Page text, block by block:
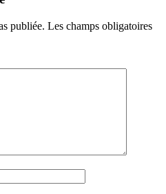
publiée. Les champs obligatoires